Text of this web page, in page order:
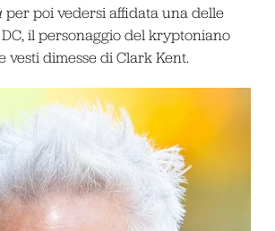
per poi vedersi affidata una delle
il personaggio del kryptoniano
vesti dimesse di Clark Kent.